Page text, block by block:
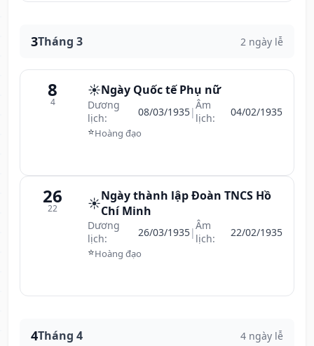
3Tháng 3 2 ngày lễ
8
4
☀️Ngày Quốc tế Phụ nữ
Dương
lịch:
08/03/1935|Âm
lịch:
04/02/1935
⭐Hoàng đạo
26
22 ☀️Ngày thành lập Đoàn TNCS Hồ
Chí Minh
Dương
lịch:
26/03/1935|Âm
lịch:
22/02/1935
⭐Hoàng đạo
4Tháng 4 4 ngày lễ